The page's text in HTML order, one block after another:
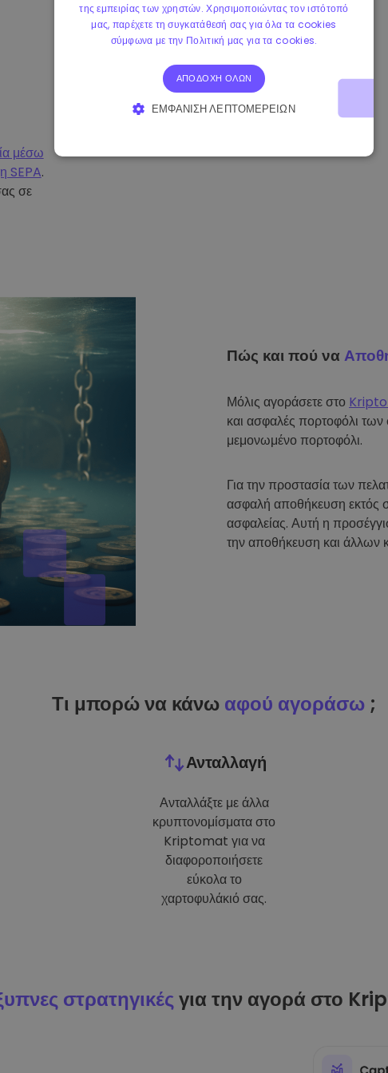
μέσω
SEPA.
σε
Πώς και πού να
Μόλις αγοράσετε στο
και ασφαλές πορτοφόλι
μεμονωμένο πορτοφόλι.
Για την προστασία των
ασφαλή αποθήκευση εκτός
ασφαλείας. Αυτή η
την αποθήκευση και άλλων
Τι μπορώ να κάνω αφού αγοράσω ;
Ανταλλαγή
Ανταλλάξτε με άλλα
κρυπτονομίσματα στο
Kriptomat για να
διαφοροποιήσετε
εύκολα το
χαρτοφυλάκιό σας.
στρατηγικέςγια την αγορά στο
της εμπειρίας των χρηστών. Χρησιμοποιώντας τον ιστότοπό
μας, παρέχετε τη συγκατάθεσή σας για όλα τα cookies
σύμφωνα με την Πολιτική μας για τα cookies.
ΑΠΟΔΟΧΉ ΌΛΩΝ
ΕΜΦΆΝΙΣΗ ΛΕΠΤΟΜΕΡΕΙΏΝ